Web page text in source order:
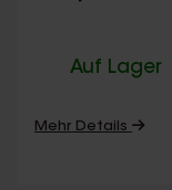
Auf Lager
Mehr Details